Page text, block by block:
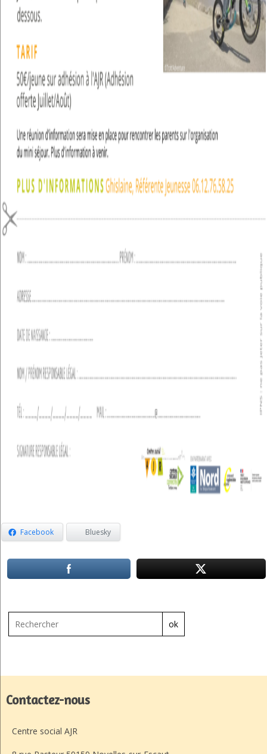
Facebook Bluesky
ok
Contactez-nous
Centre social AJR